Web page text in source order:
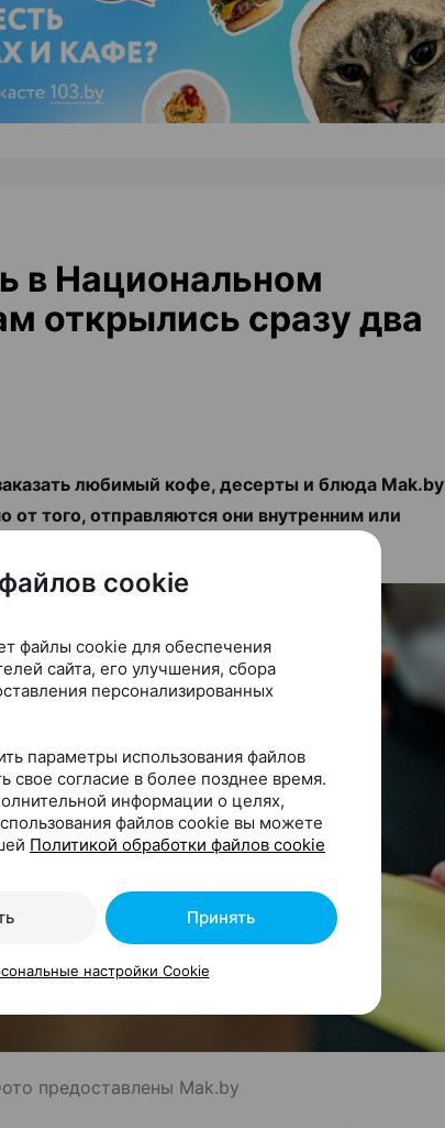
ЭФФЕКТИВНАЯ РЕКЛАМА НА САЙТЕ
в Национальном
открылись сразу два
любимый кофе, десерты и блюда Mak.by
от того, отправляются они внутренним или
предоставлены Mak.by
cookie
файлы cookie для обеспечения
сайта, его улучшения, сбора
персонализированных
параметры использования файлов
свое согласие в более позднее время.
информации о целях,
файлов cookie вы можете
Политикой обработки файлов cookie
Принять
настройки Cookie